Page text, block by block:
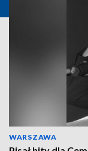
WARSZAWA